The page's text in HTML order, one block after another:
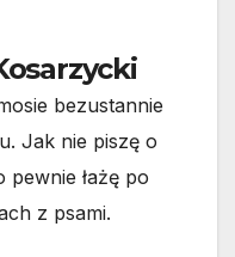
bezustannie
Jak nie piszę o
pewnie łażę po
z psami.